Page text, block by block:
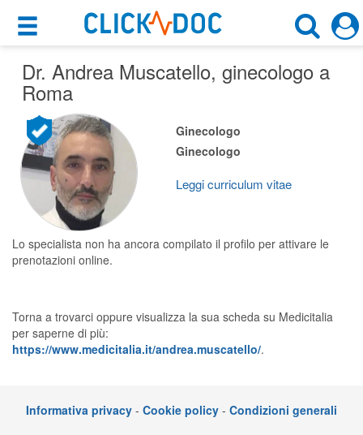
×
Motore di ricerca
×
Ginecologo
Roma (RM)
Cosa possiamo offrirti
Per i pazienti
Prenota una visita
Ricerca specialisti
Consulti online
(su medicitalia.it)
Prenotazioni online
Planner e rubrica in cloud
Teleconsulto
Dr. Andrea Muscatello, ginecologo a
Roma
Ginecologo
Ginecologo
Leggi curriculum vitae
Lo specialista non ha ancora compilato il profilo per attivare le
prenotazioni online.
Torna a trovarci oppure visualizza la sua scheda su Medicitalia
per saperne di più:
https://www.medicitalia.it/andrea.muscatello/.
Informativa privacy - Cookie policy - Condizioni generali